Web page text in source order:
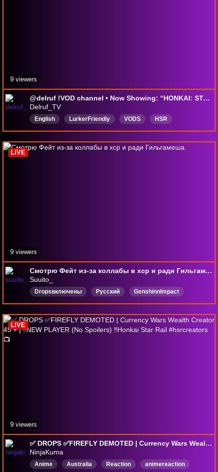
@delruf !VOD channel • Now Showing: “HONKAI: STAR RAIL” (v4.0+) Story Playthrough (Commentary: Muted) [rerun] • !COMMANDS
Delruf_TV
English LurkerFriendly VODS
HSR
HonkaiStarRail
StarRail starrailstory
honkai
AstralExpress
DropsEnabled
9 viewers
Смотрю Фейт из-за коллабы в хср и ради Гильгамеша.
Suuito_
Dropsвключены Русский
GenshinnImpact
снежная
DropsВключены
LIVE
9 viewers
✅ DROPS ✅FIREFLY DEMOTED | Currency Wars Wealth Creator 45 + | ‼️NEW PLAYER (No Spoilers) ‼️Honkai Star Rail #hsrcreators 📺
NinjaKuma
Anime Australia Reaction
animereaction
LIVE
9 viewers